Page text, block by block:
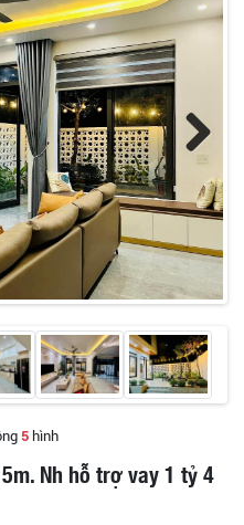
5 hình
Nh hỗ trợ vay 1 tỷ 4